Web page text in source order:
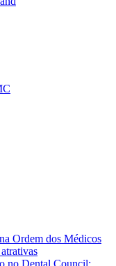
Ordem dos Médicos
no Dental Council;